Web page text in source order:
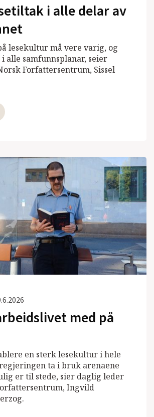
i alle delar av
lesekultur må vere varig, og
alle samfunnsplanar, seier
Forfattersentrum, Sissel
med på
en sterk lesekultur i hele
ta i bruk arenaene
er til stede, sier daglig leder
Ingvild